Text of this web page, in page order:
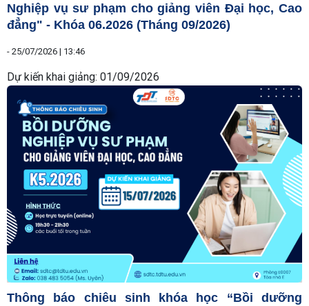
Nghiệp vụ sư phạm cho giảng viên Đại học, Cao
đẳng" - Khóa 06.2026 (Tháng 09/2026)
- 25/07/2026 | 13:46
Dự kiến khai giảng: 01/09/2026
Thông báo chiêu sinh khóa học “Bồi dưỡng